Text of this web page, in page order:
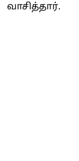
வாசித்தார்.